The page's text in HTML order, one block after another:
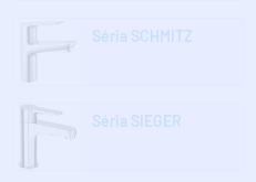
Séria SCHMITZ
Séria SIEGER